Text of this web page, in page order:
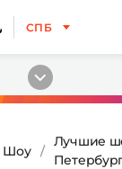
СПБ
Шоу
Лучшие